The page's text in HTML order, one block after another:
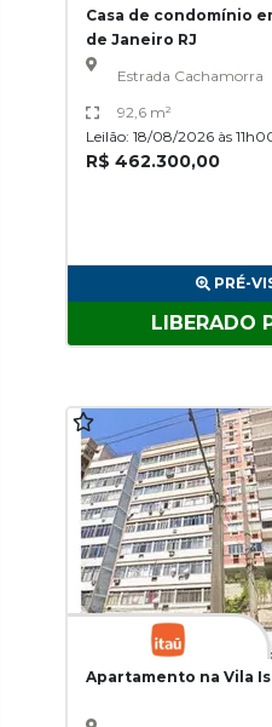
Casa de condomínio
de Janeiro RJ
Estrada Cachamorra
92,6 m²
Leilão: 18/08/2026 às
R$ 462.300,00
PRÉ-
LIBERADO
Apartamento na Vila